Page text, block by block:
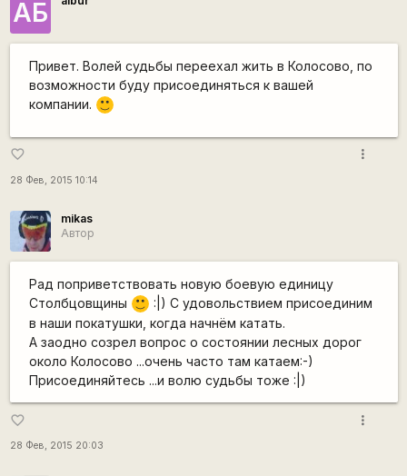
АБ
Привет. Волей судьбы переехал жить в Колосово, по
возможности буду присоединяться к вашей
компании.
:)
favorite_border
28 Фев, 2015 10:14
more_vert
mikas
Автор
Рад поприветствовать новую боевую единицу
Столбцовщины
:)
:|) С удовольствием присоединим
в наши покатушки, когда начнём катать.
А заодно созрел вопрос о состоянии лесных дорог
около Колосово ...очень часто там катаем:-)
Присоединяйтесь ...и волю судьбы тоже :|)
favorite_border
28 Фев, 2015 20:03
more_vert